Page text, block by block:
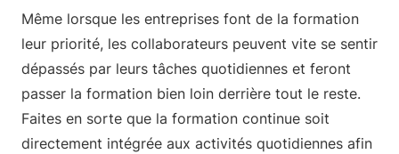
Même lorsque les entreprises font de la formation
leur priorité, les collaborateurs peuvent vite se sentir
dépassés par leurs tâches quotidiennes et feront
passer la formation bien loin derrière tout le reste.
Faites en sorte que la formation continue soit
directement intégrée aux activités quotidiennes afin